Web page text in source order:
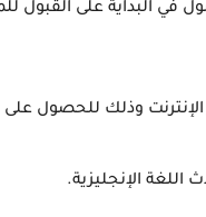
وذلك للحصول على
الإنجليزية.